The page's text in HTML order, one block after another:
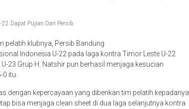
Dapat Pujian Dari Persib
pelatih klubnya, Persib Bandung
Indonesia U-22 pada laga kontra Timor Leste U-22
23 Grup H. Natshir pun berhasil menjaga kesucian
itu.
dengan kepercayaan yang diberikan tim pelatih kepadanya.
bisa menjaga clean sheet di dua laga selanjutnya kontra